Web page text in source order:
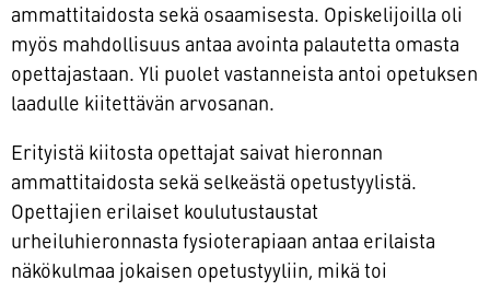
ammattitaidosta sekä osaamisesta. Opiskelijoilla oli
myös mahdollisuus antaa avointa palautetta omasta
opettajastaan. Yli puolet vastanneista antoi opetuksen
laadulle kiitettävän arvosanan.
Erityistä kiitosta opettajat saivat hieronnan
ammattitaidosta sekä selkeästä opetustyylistä.
Opettajien erilaiset koulutustaustat
urheiluhieronnasta fysioterapiaan antaa erilaista
näkökulmaa jokaisen opetustyyliin, mikä toi